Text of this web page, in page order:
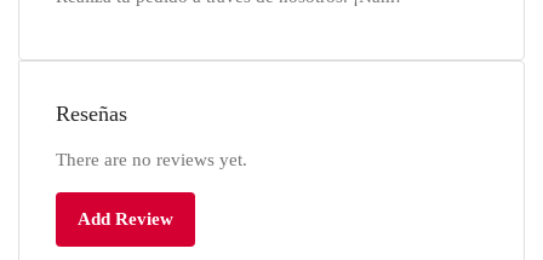
Reseñas
There are no reviews yet.
Add Review